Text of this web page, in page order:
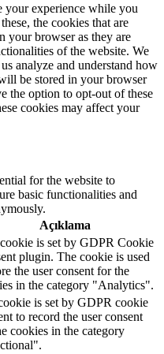
your experience while you
the cookies that are
your browser as they are
of the website. We
analyze and understand how
be stored in your browser
the option to opt-out of these
cookies may affect your
for the website to
basic functionalities and
Açıklama
is set by GDPR Cookie
plugin. The cookie is used
the user consent for the
in the category "Analytics".
is set by GDPR cookie
to record the user consent
cookies in the category